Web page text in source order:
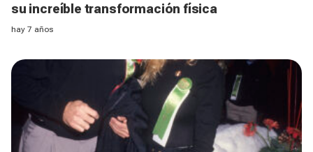
su increíble transformación física
hay 7 años